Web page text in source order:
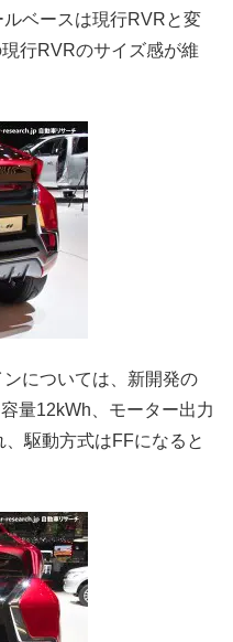
ベースは現行RVRと変
行RVRのサイズ感が維
については、新開発の
量12kWh、モーター出力
駆動方式はFFになると